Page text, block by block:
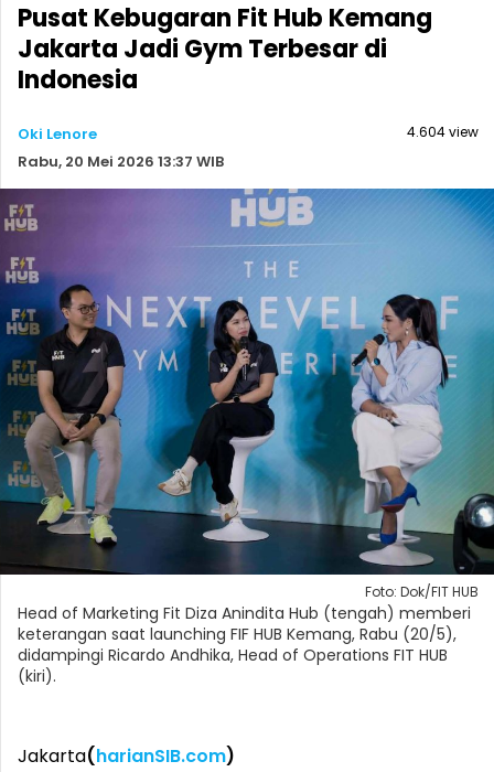
Pusat Kebugaran Fit Hub Kemang
Jakarta Jadi Gym Terbesar di
Indonesia
Oki Lenore
Rabu, 20 Mei 2026 13:37 WIB
4.604 view
Foto: Dok/FIT HUB
Head of Marketing Fit Diza Anindita Hub (tengah) memberi
keterangan saat launching FIF HUB Kemang, Rabu (20/5),
didampingi Ricardo Andhika, Head of Operations FIT HUB
(kiri).
Jakarta(harianSIB.com)